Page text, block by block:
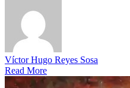
Víctor Hugo Reyes Sosa
Read More